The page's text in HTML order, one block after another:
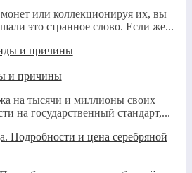
или коллекционируя их, вы
это странное слово. Если же...
и причины
на тысячи и миллионы своих
на государственный стандарт,...